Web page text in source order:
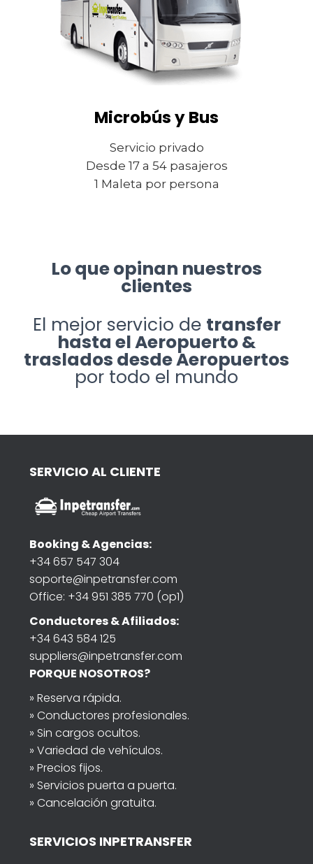
Microbús y Bus
Servicio privado
Desde 17 a 54 pasajeros
1 Maleta por persona
Lo que opinan nuestros
clientes
El mejor servicio de transfer
hasta el Aeropuerto &
traslados desde Aeropuertos
por todo el mundo
SERVICIO AL CLIENTE
Booking & Agencias:
+34 657 547 304
soporte@inpetransfer.com
Office: +34 951 385 770 (op1)
Conductores & Afiliados:
+34 643 584 125
suppliers@inpetransfer.com
PORQUE NOSOTROS?
» Reserva rápida.
» Conductores profesionales.
» Sin cargos ocultos.
» Variedad de vehículos.
» Precios fijos.
» Servicios puerta a puerta.
» Cancelación gratuita.
SERVICIOS INPETRANSFER